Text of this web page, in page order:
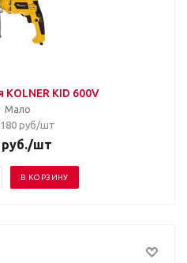
KID 600V
Мало
руб/шт
/шт
В КОРЗИНУ